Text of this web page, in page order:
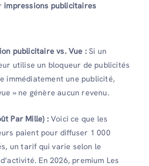
impressions publicitaires
publicitaire vs. Vue :Si un
utilise un bloqueur de publicités
immédiatement une publicité,
» ne génère aucun revenu.
Par Mille) :Voici ce que les
paient pour diffuser 1 000
un tarif qui varie selon le
En 2026, premium Les